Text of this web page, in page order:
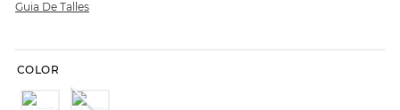
Guia De Talles
COLOR